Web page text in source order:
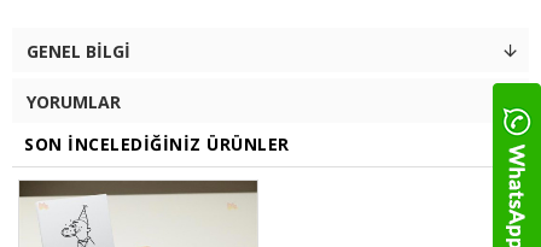
GENEL BILGI
YORUMLAR
SON İNCELEDIĞINIZ ÜRÜNLER